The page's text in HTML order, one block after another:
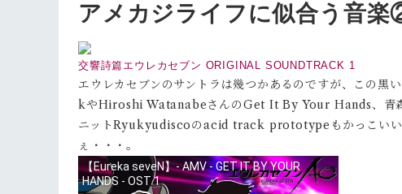
アメカジライフに似合う音
交響詩篇エウレカセブン ORIGINAL SOUNDTRACK 1
エウレカセブンのサントラは幾つかあるのですが、この
kやHiroshi WatanabeさんのGet It By Your Hands、青森
ニットRyukyudiscoのacid track prototypeもかっこいい
ぇ・・・。